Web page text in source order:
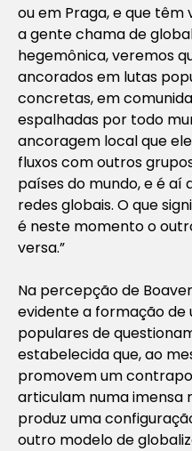
ou em Praga, e que têm
a gente chama de
hegemônica, veremos
ancorados em lutas
concretas, em
espalhadas por todo
ancoragem local que
fluxos com outros
países do mundo, e é aí
redes globais. O que
é neste momento o
versa.”
Na percepção de
evidente a formação de
populares de
estabelecida que, ao
promovem um
articulam numa imensa
produz uma
outro modelo de